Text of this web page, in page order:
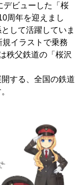
デビューした「桜
周年を迎えまし
して活躍していま
イラストで乗務
秩父鉄道の「桜沢
する、全国の鉄道